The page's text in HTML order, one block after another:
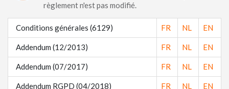
règlement n'est pas modifié.
Conditions générales (6129) FR NL EN
Addendum (12/2013) FR NL EN
Addendum (07/2017) FR NL EN
Addendum RGPD (04/2018) FR NL EN